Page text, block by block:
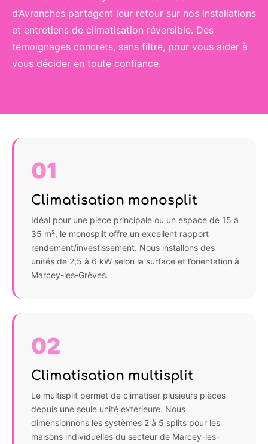
d’Avranches partagent leur retour sur nos installations
et entretiens de climatisation réversible. Des
témoignages concrets, sans filtre, pour vous aider à
vous décider en toute confiance.
01
Climatisation monosplit
Idéal pour une pièce principale ou un espace de 15 à
35 m², le monosplit offre un excellent rapport
rendement/investissement. Nous installons des
unités de 2,5 à 6 kW selon la surface et l’orientation à
Marcey-les-Grèves.
02
Climatisation multisplit
Le multisplit permet de climatiser plusieurs pièces
depuis une seule unité extérieure. Nous
dimensionnons les systèmes 2 à 5 splits pour les
maisons individuelles du secteur de Marcey-les-